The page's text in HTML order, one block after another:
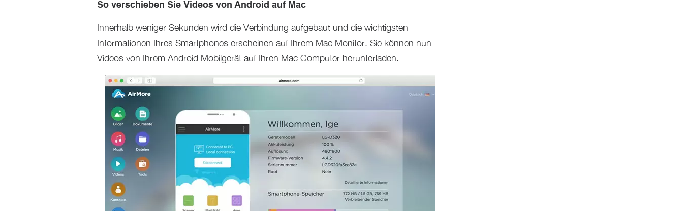
So verschieben Sie Videos von Android auf Mac
Innerhalb weniger Sekunden wird die Verbindung aufgebaut und die wichtigsten
Informationen Ihres Smartphones erscheinen auf Ihrem Mac Monitor. Sie können nun
Videos von Ihrem Android Mobilgerät auf Ihren Mac Computer herunterladen.